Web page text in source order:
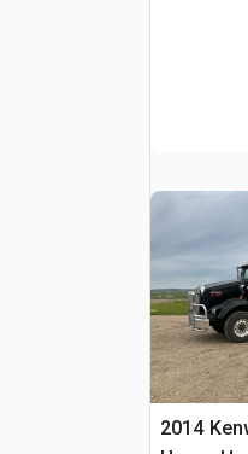
2014